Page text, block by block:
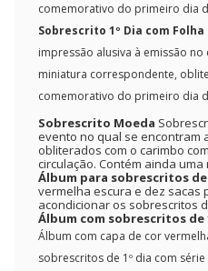
comemorativo do primeiro dia
Sobrescrito 1º Dia com
impressão alusiva à emissão
miniatura correspondente,
comemorativo do primeiro dia
Sobrescrito Moeda
evento no qual se encontram
obliterados com o carimbo
circulação. Contém ainda
Álbum para sobrescritos de
vermelha escura e dez sacas
acondicionar os sobrescritos
Álbum com sobrescritos de
Álbum com capa de cor
sobrescritos de 1º dia com